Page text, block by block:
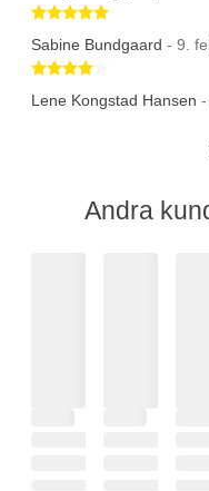
Betygsatt 5 av
Sabine Bundgaard - 9.
Lene Kongstad Hansen
Andra